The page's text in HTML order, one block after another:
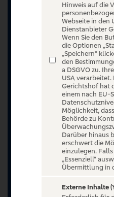
Hinweis auf die
Webseite in den
Dienstanbieter
Wenn Sie den
die Optionen
„Speichern“
den
a DSGVO zu.
USA
Gerichtshof hat
einem nach EU-
Möglichkeit,
Behörde zu
Darüber hinaus
erschwert die
einzulegen.
„Essenziell“
Übermittlung in
Externe Inhalte